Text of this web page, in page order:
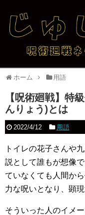
ホーム 用語
【呪術廻戦】特
んりょう)とは
2022/4/12 用語
トイレの花子さんや
説として誰もが想像
ていなくても人間か
力な呪いとなり、顕
そういった人のイメ